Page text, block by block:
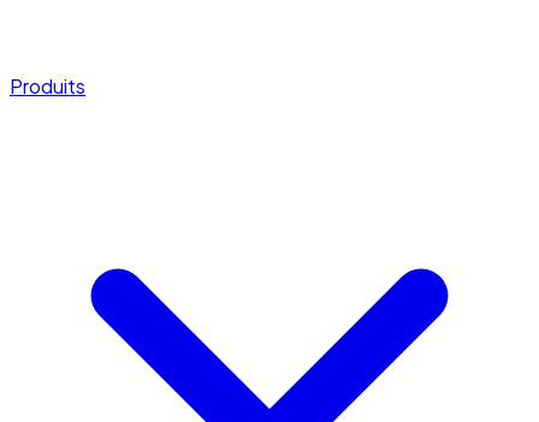
Produits